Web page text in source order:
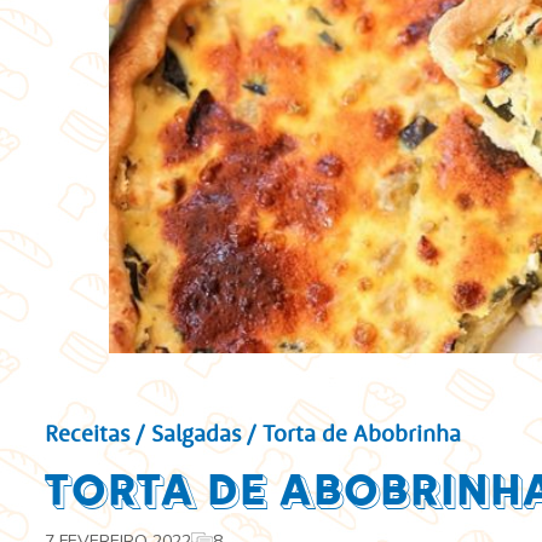
Receitas/ Salgadas/ Torta de Abobrinha
Torta de